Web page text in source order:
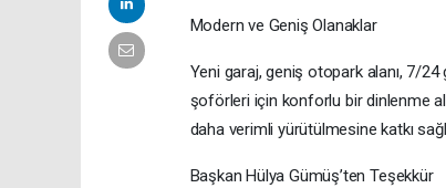
Modern ve Geniş Olanaklar
Yeni garaj, geniş otopark alanı, 7/24
şoförleri için konforlu bir dinlenme
daha verimli yürütülmesine katkı
Başkan Hülya Gümüş’ten Teşekkür